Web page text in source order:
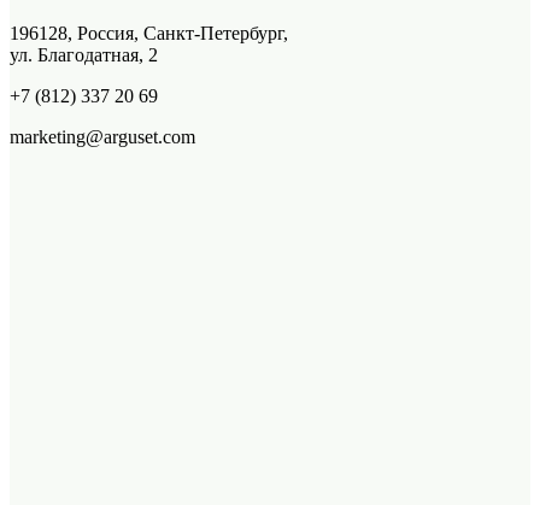
196128, Россия, Санкт-Петербург,
ул. Благодатная, 2
+7 (812) 337 20 69
marketing@arguset.com